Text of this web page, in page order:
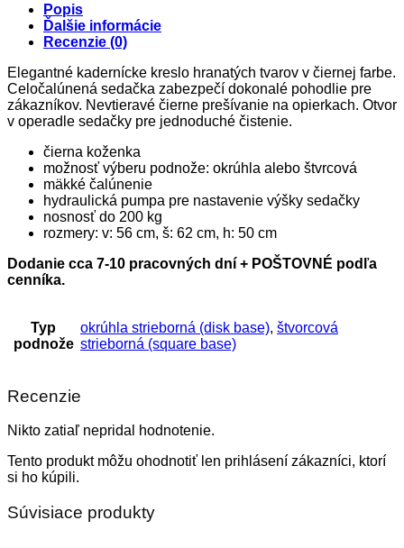
Popis
Ďalšie informácie
Recenzie (0)
Elegantné kadernícke kreslo hranatých tvarov v čiernej farbe.
Celočalúnená sedačka zabezpečí dokonalé pohodlie pre
zákazníkov. Nevtieravé čierne prešívanie na opierkach. Otvor
v operadle sedačky pre jednoduché čistenie.
čierna koženka
možnosť výberu podnože: okrúhla alebo štvrcová
mäkké čalúnenie
hydraulická pumpa pre nastavenie výšky sedačky
nosnosť do 200 kg
rozmery: v: 56 cm, š: 62 cm, h: 50 cm
Dodanie cca 7-10 pracovných dní + POŠTOVNÉ podľa
cenníka.
Typ
podnože
okrúhla strieborná (disk base), štvorcová
strieborná (square base)
Recenzie
Nikto zatiaľ nepridal hodnotenie.
Tento produkt môžu ohodnotiť len prihlásení zákazníci, ktorí
si ho kúpili.
Súvisiace produkty